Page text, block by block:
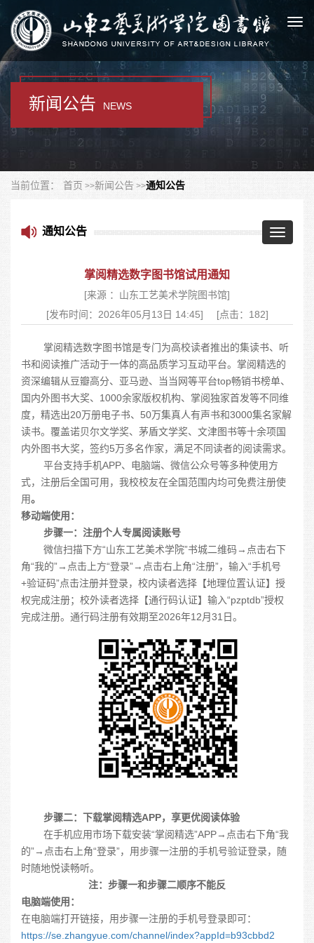
新闻公告 NEWS
当前位置： 首页 新闻公告 通知公告
Toggle
通知公告
掌阅精选数字图书馆试用通知
[来源 ：山东工艺美术学院图书馆]
[发布时间：2026年05月13日 14:45]
[点击：182]
掌阅精选数字图书馆是专门为高校读者推出的集读书、听
书和阅读推广活动于一体的高品质学习互动平台。掌阅精选的
资深编辑从豆瓣高分、亚马逊、当当网等平台top畅销书榜单、
国内外图书大奖、 1000余家版权机构、掌阅独家首发等不同维
度，精选出20万册电子书、 50万集真人有声书和3000集名家解
读书。覆盖诺贝尔文学奖、茅盾文学奖、文津图书等十余项国
内外图书大奖，签约5万多名作家，满足不同读者的阅读需求。
平台支持手机APP、电脑端、微信公众号等多种使用方
式，注册后全国可用，我校校友在全国范围内均可免费注册使
用。
移动端使用：
步骤一：注册个人专属阅读账号
微信扫描下方“山东工艺美术学院”书城二维码→点击右下
角“我的”→点击上方“登录”→点击右上角“注册”，输入“手机号
+验证码”点击注册并登录，校内读者选择【地理位置认证】授
权完成注册；校外读者选择【通行码认证】输入“pzptdb”授权
完成注册。通行码注册有效期至2026年12月31 日。
步骤二：下载掌阅精选APP，享更优阅读体验
在手机应用市场下载安装“掌阅精选”APP→点击右下角“我
的”→点击右上角“登录”，用步骤一注册的手机号验证登录，随
时随地悦读畅听。
注：步骤一和步骤二顺序不能反
电脑端使用：
在电脑端打开链接，用步骤一注册的手机号登录即可：
https://se.zhangyue.com/channel/index?appId=b93cbbd2